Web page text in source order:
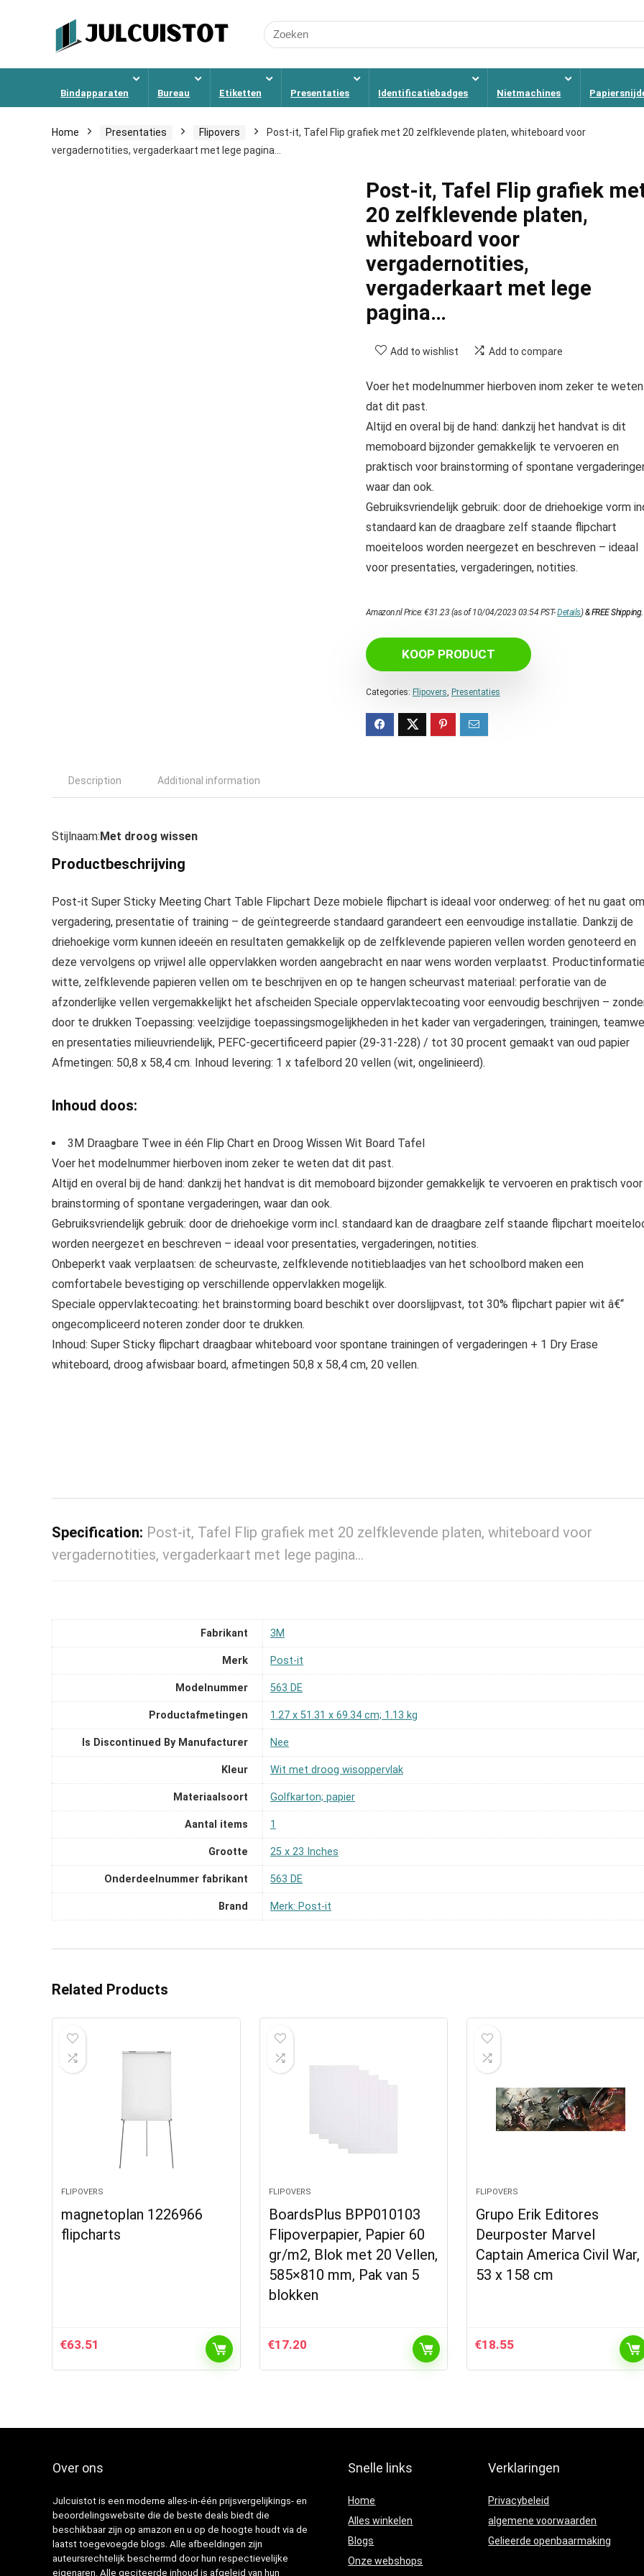
Search
for:
Bindapparaten Bureau Etiketten Presentaties Identificatiebadges Nietmachines
Home Presentaties Flipovers
Post-it, Tafel Flip grafiek met 20 zelfklevende platen, whiteboard voor
vergadernotities, vergaderkaart met lege pagina…
Post-it, Tafel Flip grafiek
20 zelfklevende platen,
whiteboard voor
vergadernotities,
vergaderkaart met lege
pagina…
Add to wishlist Add to compare
Voer het modelnummer hierboven inom zeker te weten
dat dit past.
Altijd en overal bij de hand: dankzij het handvat is dit
memoboard bijzonder gemakkelijk te vervoeren en
praktisch voor brainstorming of spontane
waar dan ook.
Gebruiksvriendelijk gebruik: door de driehoekige vorm
standaard kan de draagbare zelf staande flipchart
moeiteloos worden neergezet en beschreven – ideaal
voor presentaties, vergaderingen, notities.
Amazon.nl Price:€31.23 (as of 10/04/2023 03:54 PST-Details)&FREE Shipping.
KOOP PRODUCT
Categories: Flipovers, Presentaties
Description Additional information
Stijlnaam:Met droog wissen
Productbeschrijving
Post-it Super Sticky Meeting Chart Table Flipchart Deze mobiele flipchart is ideaal voor onderweg: of het nu gaat om
vergadering, presentatie of training – de geïntegreerde standaard garandeert een eenvoudige installatie. Dankzij de
driehoekige vorm kunnen ideeën en resultaten gemakkelijk op de zelfklevende papieren vellen worden genoteerd en
deze vervolgens op vrijwel alle oppervlakken worden aangebracht en naar wens worden verplaatst. Productinformatie
witte, zelfklevende papieren vellen om te beschrijven en op te hangen scheurvast materiaal: perforatie van de
afzonderlijke vellen vergemakkelijkt het afscheiden Speciale oppervlaktecoating voor eenvoudig beschrijven –
door te drukken Toepassing: veelzijdige toepassingsmogelijkheden in het kader van vergaderingen, trainingen,
en presentaties milieuvriendelijk, PEFC-gecertificeerd papier (29-31-228) / tot 30 procent gemaakt van oud papier
Afmetingen: 50,8 x 58,4 cm. Inhoud levering: 1 x tafelbord 20 vellen (wit, ongelinieerd).
Inhoud doos:
3M Draagbare Twee in één Flip Chart en Droog Wissen Wit Board Tafel
Voer het modelnummer hierboven inom zeker te weten dat dit past.
Altijd en overal bij de hand: dankzij het handvat is dit memoboard bijzonder gemakkelijk te vervoeren en praktisch voor
brainstorming of spontane vergaderingen, waar dan ook.
Gebruiksvriendelijk gebruik: door de driehoekige vorm incl. standaard kan de draagbare zelf staande flipchart
worden neergezet en beschreven – ideaal voor presentaties, vergaderingen, notities.
Onbeperkt vaak verplaatsen: de scheurvaste, zelfklevende notitieblaadjes van het schoolbord maken een
comfortabele bevestiging op verschillende oppervlakken mogelijk.
Speciale oppervlaktecoating: het brainstorming board beschikt over doorslijpvast, tot 30% flipchart papier wit â€“
ongecompliceerd noteren zonder door te drukken.
Inhoud: Super Sticky flipchart draagbaar whiteboard voor spontane trainingen of vergaderingen + 1 Dry Erase
whiteboard, droog afwisbaar board, afmetingen 50,8 x 58,4 cm, 20 vellen.
Specification: Post-it, Tafel Flip grafiek met 20 zelfklevende platen, whiteboard voor
vergadernotities, vergaderkaart met lege pagina…
Fabrikant ‎3M
Merk ‎Post-it
Modelnummer ‎563 DE
Productafmetingen ‎1.27 x 51.31 x 69.34 cm; 1.13 kg
Is Discontinued By Manufacturer ‎Nee
Kleur ‎Wit met droog wisoppervlak
Materiaalsoort ‎Golfkarton; papier
Aantal items ‎1
Grootte ‎25 x 23 Inches
Onderdeelnummer fabrikant ‎563 DE
Brand Merk: Post-it
Related Products
FLIPOVERS
magnetoplan 1226966
flipcharts
€63.51
FLIPOVERS
BoardsPlus BPP010103
Flipoverpapier, Papier 60
gr/m2, Blok met 20 Vellen,
585×810 mm, Pak van 5
blokken
€17.20
FLIPOVERS
Grupo Erik Editores
Deurposter Marvel
Captain America Civil War,
53 x 158 cm
€18.55
Over ons
Julcuistot is een moderne alles-in-één prijsvergelijkings- en
beoordelingswebsite die de beste deals biedt die
beschikbaar zijn op amazon en u op de hoogte houdt via de
laatst toegevoegde blogs. Alle afbeeldingen zijn
auteursrechtelijk beschermd door hun respectievelijke
eigenaren. Alle geciteerde inhoud is afgeleid van hun
Snelle links
Home
Alles winkelen
Blogs
Onze webshops
Verklaringen
Privacybeleid
algemene voorwaarden
Gelieerde openbaarmaking